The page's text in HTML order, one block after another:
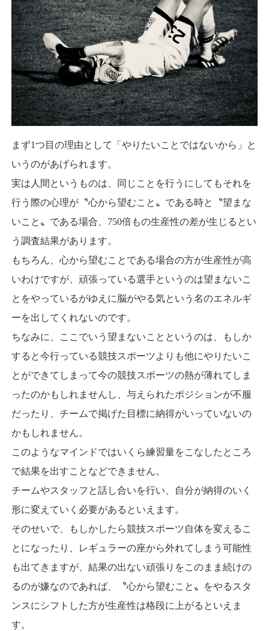
まず1つ目の理由として「やりたいことではないから」と
いうのがあげられます。
実は人間というものは、同じことを行うにしてもそれを
行う際の心理が〝心から望むこと〟である時と〝望まな
いこと〟である場合、750倍もの生産性の差が生じるとい
う調査結果があります。
もちろん、心から望むことである場合の方が生産性が高
いわけですが、頑張っている選手というのは望まないこ
とをやっているがゆえに脳がやる気という名のエネルギ
ーを出してくれないのです。
ちなみに、ここでいう望まないことというのは、もしか
すると今行っている競技スポーツよりも他にやりたいこ
とができてしまって今の競技スポーツの熱が薄れてしま
ったのかもしれませんし、与えられたポジションが不服
だったり、チームで掲げた目標に納得がいっていないの
かもしれません。
このようなマインドではいくら練習量をこなしたところ
で結果を出すことなどできません。
チームやスタッフと話し合いを行い、自分が納得のいく
形に変えていく必要があるといえます。
そのせいで、もしかしたら競技スポーツ自体を変えるこ
とになったり、レギュラーの座から外れてしまう可能性
も出てきますが、結果の出ない頑張りをこのまま続けの
るのが嫌なのであれば、〝心から望むこと〟をやるスタ
ンスにシフトした方が生産性は格段に上がるといえま
す。